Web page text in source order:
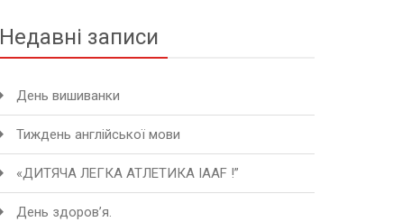
Недавні записи
День вишиванки
Тиждень англійської мови
«ДИТЯЧА ЛЕГКА АТЛЕТИКА IAAF !”
День здоров’я.